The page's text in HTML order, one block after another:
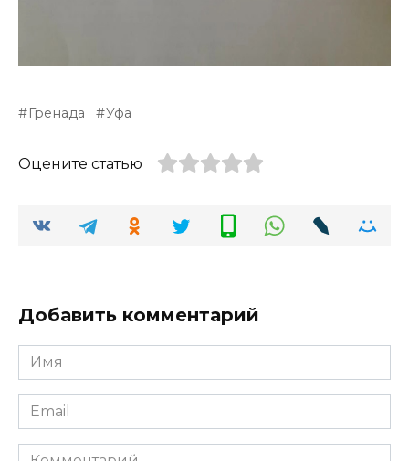
Гренада Уфа
Оцените статью
Добавить комментарий
Имя
*
Email
*
Комментарий